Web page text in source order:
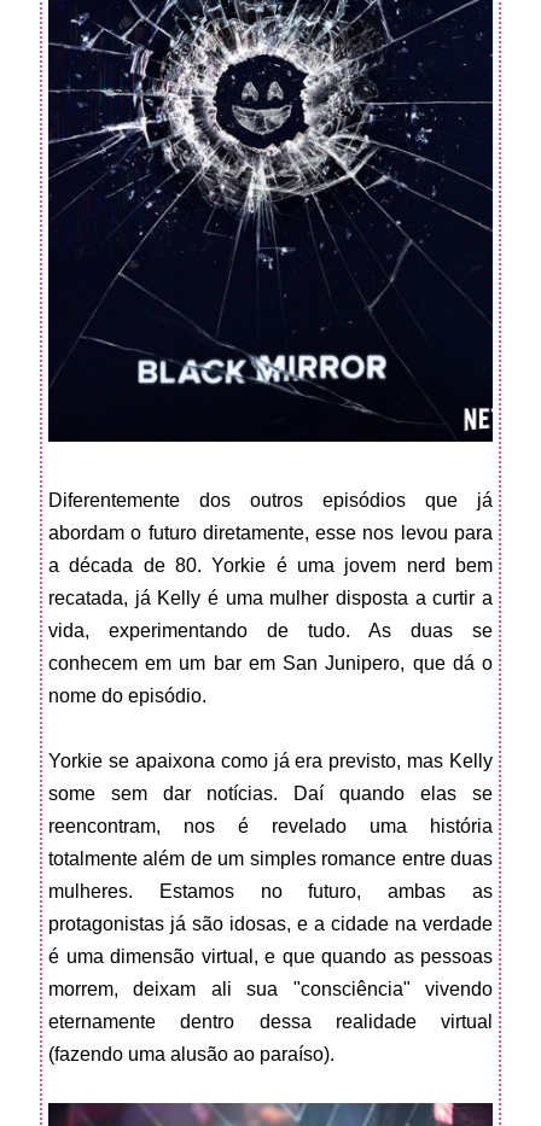
Diferentemente dos outros episódios que já
abordam o futuro diretamente, esse nos levou para
a década de 80. Yorkie é uma jovem nerd bem
recatada, já Kelly é uma mulher disposta a curtir a
vida, experimentando de tudo. As duas se
conhecem em um bar em San Junipero, que dá o
nome do episódio.
Yorkie se apaixona como já era previsto, mas Kelly
some sem dar notícias. Daí quando elas se
reencontram, nos é revelado uma história
totalmente além de um simples romance entre duas
mulheres. Estamos no futuro, ambas as
protagonistas já são idosas, e a cidade na verdade
é uma dimensão virtual, e que quando as pessoas
morrem, deixam ali sua "consciência" vivendo
eternamente dentro dessa realidade virtual
(fazendo uma alusão ao paraíso).